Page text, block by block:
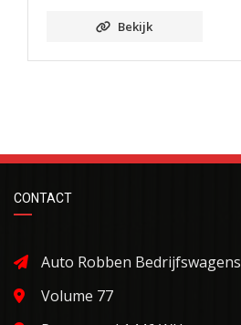
Bekijk
CONTACT
Auto Robben Bedrijfswagens
Volume 77